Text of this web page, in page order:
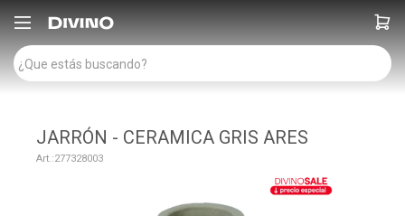

JARRÓN - CERAMICA GRIS ARES
277328003